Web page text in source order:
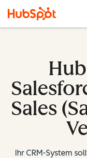
Sales
Ihr CRM-System